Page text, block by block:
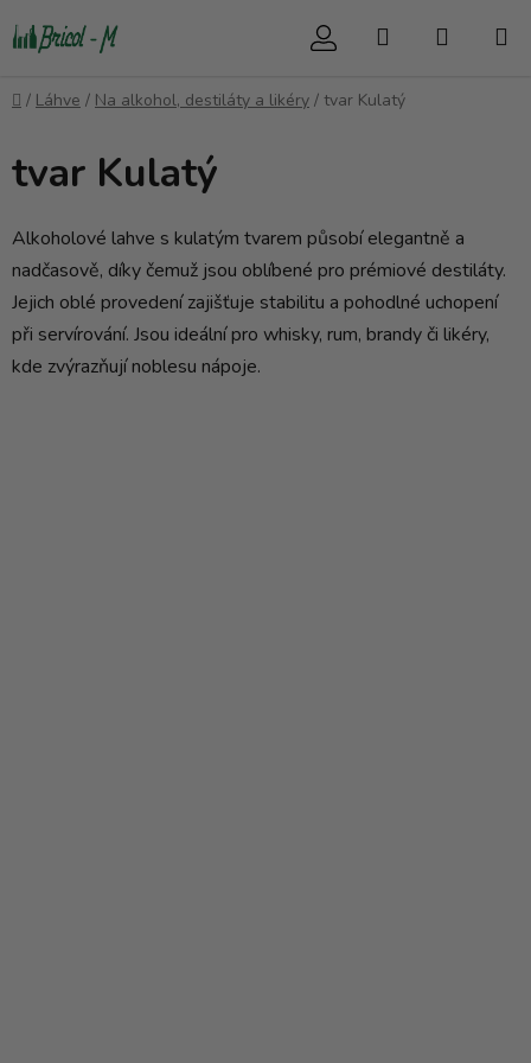
na
Hledat
Domů
/ Láhve / Na alkohol, destiláty a likéry / tvar Kulatý
tvar Kulatý
Alkoholové lahve s kulatým tvarem působí elegantně a
nadčasově, díky čemuž jsou oblíbené pro prémiové destiláty.
Jejich oblé provedení zajišťuje stabilitu a pohodlné uchopení
při servírování. Jsou ideální pro whisky, rum, brandy či likéry,
kde zvýrazňují noblesu nápoje.